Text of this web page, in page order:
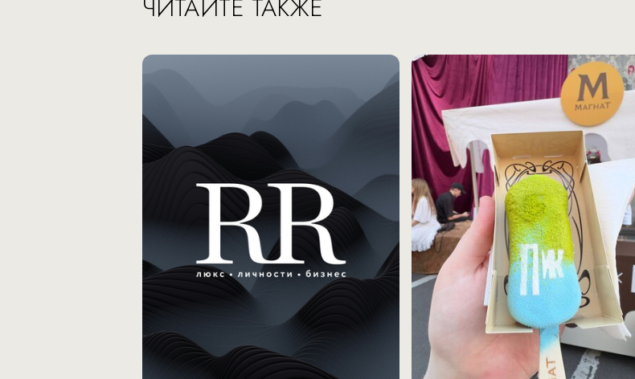
ЧИТАЙТЕ ТАКЖЕ